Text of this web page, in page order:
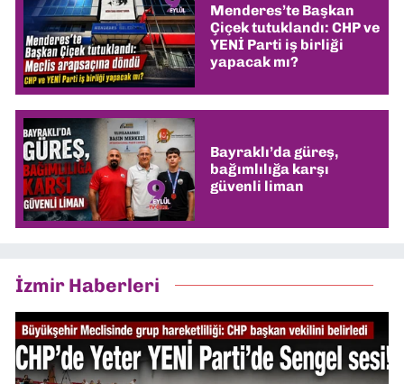
Menderes’te Başkan
Çiçek tutuklandı: CHP ve
YENİ Parti iş birliği
yapacak mı?
Bayraklı’da güreş,
bağımlılığa karşı
güvenli liman
İzmir Haberleri